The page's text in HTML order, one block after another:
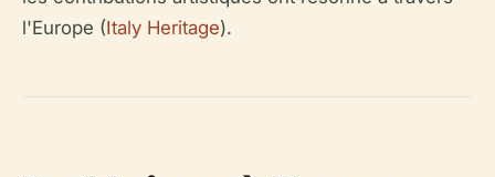
l'Europe (Italy Heritage).